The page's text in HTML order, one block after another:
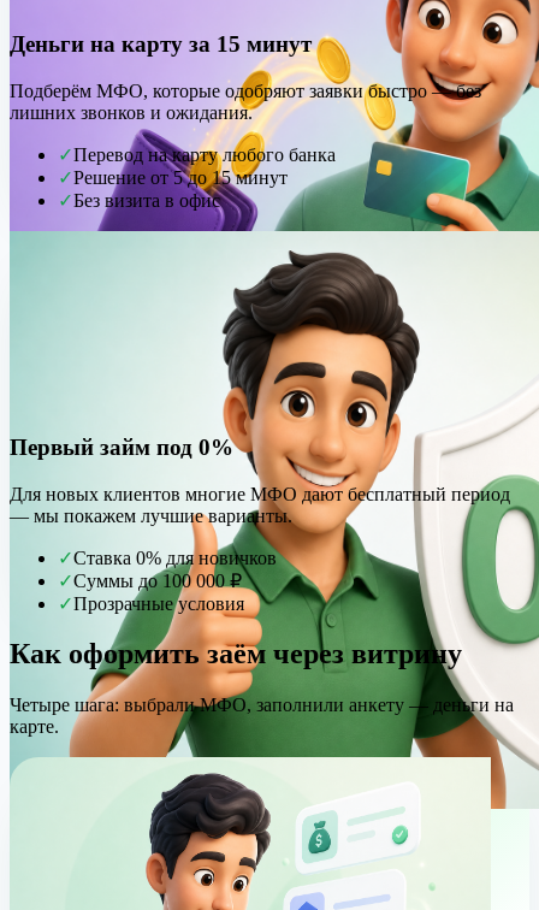
Деньги на карту за 15 минут
Подберём МФО, которые одобряют заявки быстро — без
лишних звонков и ожидания.
✓Перевод на карту любого банка
✓Решение от 5 до 15 минут
✓Без визита в офис
Первый займ под 0%
Для новых клиентов многие МФО дают бесплатный период
— мы покажем лучшие варианты.
✓Ставка 0% для новичков
✓Суммы до 100 000 ₽
✓Прозрачные условия
Как оформить заём через витрину
Четыре шага: выбрали МФО, заполнили анкету — деньги на
карте.